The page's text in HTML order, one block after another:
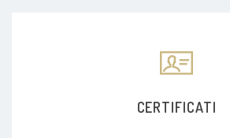
CERTIFICATI